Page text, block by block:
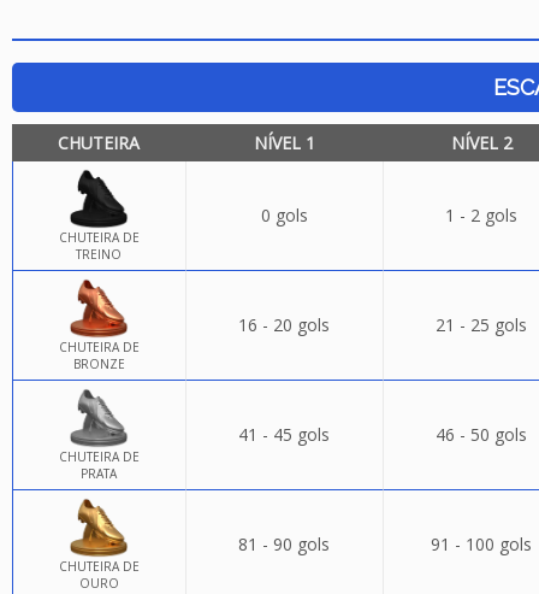
CHUTEIRA NÍVEL 1 NÍVEL 2
CHUTEIRA DE
TREINO
0 gols 1 - 2 gols
CHUTEIRA DE
BRONZE
16 - 20 gols 21 - 25 gols
CHUTEIRA DE
PRATA
41 - 45 gols 46 - 50 gols
CHUTEIRA DE
OURO
81 - 90 gols 91 - 100 gols